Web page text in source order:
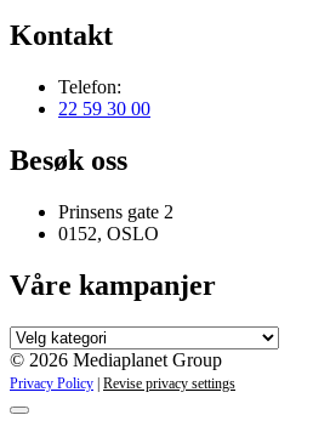
Kontakt
Telefon:
22 59 30 00
Besøk oss
Prinsens gate 2
0152, OSLO
Våre kampanjer
Våre
kampanjer
© 2026 Mediaplanet Group
Privacy Policy | Revise privacy settings